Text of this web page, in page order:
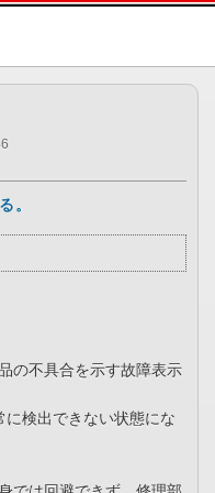
へ
。
の不具合を示す故障表示
検出できない状態にな